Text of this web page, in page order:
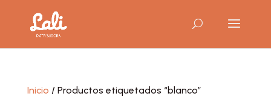
Inicio / Productos etiquetados “blanco”